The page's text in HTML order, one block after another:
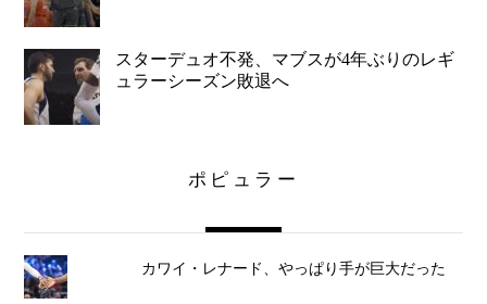
スターデュオ不発、マブスが4年ぶりのレギ
ュラーシーズン敗退へ
ポピュラー
カワイ・レナード、やっぱり手が巨大だった